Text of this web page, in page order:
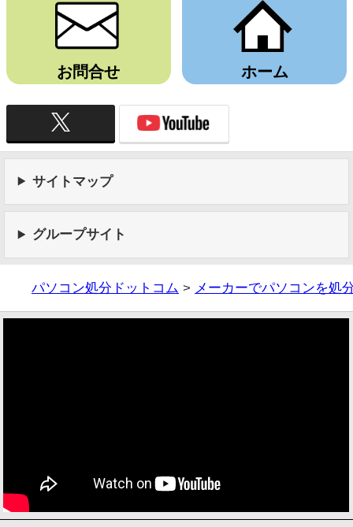
お問合せ ホーム
サイトマップ
グループサイト
パソコン処分ドットコム > メーカーでパソコンを処